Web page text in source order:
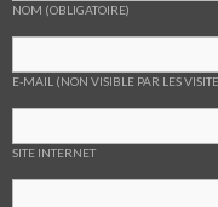
NOM (OBLIGATOIRE)
E-MAIL (NON VISIBLE PAR LES
SITE INTERNET